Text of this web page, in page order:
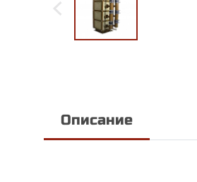
Описание